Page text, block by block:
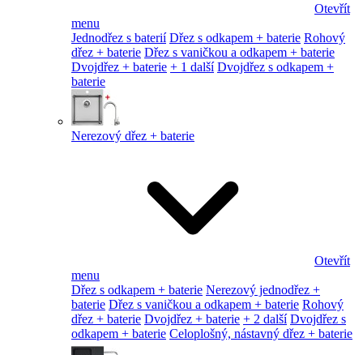
Otevřít
menu
Jednodřez s baterií Dřez s odkapem + baterie Rohový
dřez + baterie Dřez s vaničkou a odkapem + baterie
Dvojdřez + baterie + 1 další Dvojdřez s odkapem +
baterie
Nerezový dřez + baterie
Otevřít
menu
Dřez s odkapem + baterie Nerezový jednodřez +
baterie Dřez s vaničkou a odkapem + baterie Rohový
dřez + baterie Dvojdřez + baterie + 2 další Dvojdřez s
odkapem + baterie Celoplošný, nástavný dřez + baterie